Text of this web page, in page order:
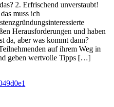
2. Erfrischend unverstaubt!
muss ich
Herausforderungen und haben
da, aber was kommt dann?
auf ihrem Weg in
geben wertvolle Tipps […]